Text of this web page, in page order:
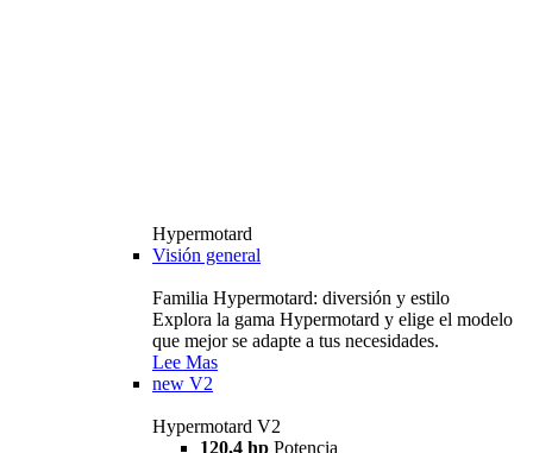
Hypermotard
Visión general
Familia Hypermotard: diversión y estilo
Explora la gama Hypermotard y elige el modelo
que mejor se adapte a tus necesidades.
Lee Mas
new V2
Hypermotard V2
120,4 hp Potencia